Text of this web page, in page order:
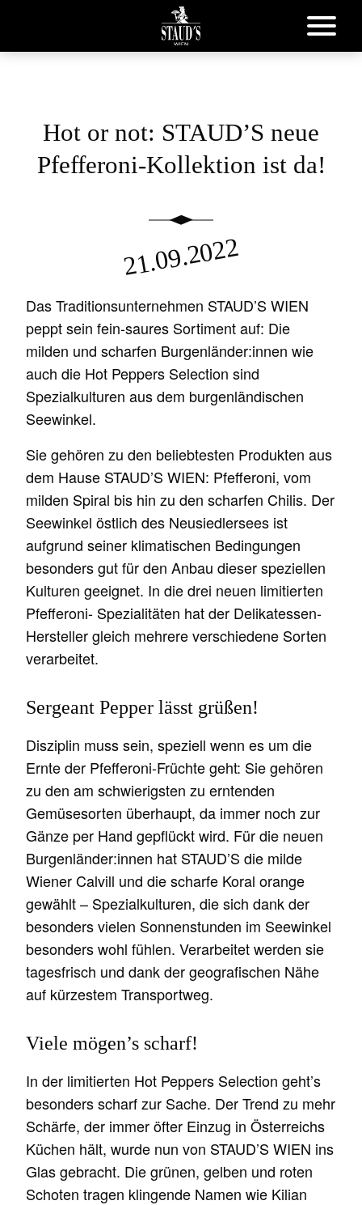
Hot or not: STAUD’S neue
Pfefferoni-Kollektion ist da!
21.09.2022
Das Traditionsunternehmen STAUD’S WIEN
peppt sein fein-saures Sortiment auf: Die
milden und scharfen Burgenländer:innen wie
auch die Hot Peppers Selection sind
Spezialkulturen aus dem burgenländischen
Seewinkel.
Sie gehören zu den beliebtesten Produkten aus
dem Hause STAUD’S WIEN: Pfefferoni, vom
milden Spiral bis hin zu den scharfen Chilis. Der
Seewinkel östlich des Neusiedlersees ist
aufgrund seiner klimatischen Bedingungen
besonders gut für den Anbau dieser speziellen
Kulturen geeignet. In die drei neuen limitierten
Pfefferoni- Spezialitäten hat der Delikatessen-
Hersteller gleich mehrere verschiedene Sorten
verarbeitet.
Sergeant Pepper lässt grüßen!
Disziplin muss sein, speziell wenn es um die
Ernte der Pfefferoni-Früchte geht: Sie gehören
zu den am schwierigsten zu erntenden
Gemüsesorten überhaupt, da immer noch zur
Gänze per Hand gepflückt wird. Für die neuen
Burgenländer:innen hat STAUD’S die milde
Wiener Calvill und die scharfe Koral orange
gewählt – Spezialkulturen, die sich dank der
besonders vielen Sonnenstunden im Seewinkel
besonders wohl fühlen. Verarbeitet werden sie
tagesfrisch und dank der geografischen Nähe
auf kürzestem Transportweg.
Viele mögen’s scharf!
In der limitierten Hot Peppers Selection geht’s
besonders scharf zur Sache. Der Trend zu mehr
Schärfe, der immer öfter Einzug in Österreichs
Küchen hält, wurde nun von STAUD’S WIEN ins
Glas gebracht. Die grünen, gelben und roten
Schoten tragen klingende Namen wie Kilian